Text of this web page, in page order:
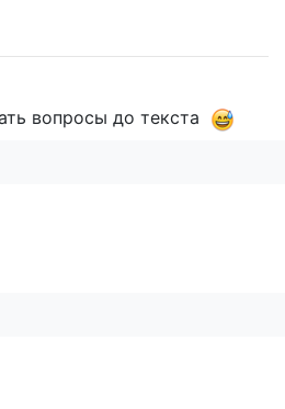
вопросы до текста